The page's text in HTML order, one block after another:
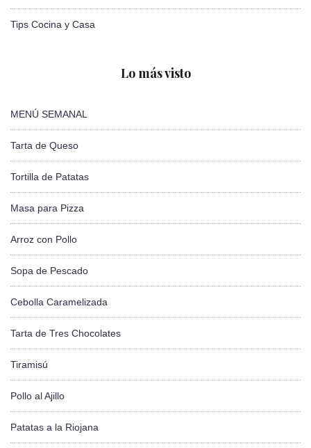
Tips Cocina y Casa
Lo más visto
MENÚ SEMANAL
Tarta de Queso
Tortilla de Patatas
Masa para Pizza
Arroz con Pollo
Sopa de Pescado
Cebolla Caramelizada
Tarta de Tres Chocolates
Tiramisú
Pollo al Ajillo
Patatas a la Riojana